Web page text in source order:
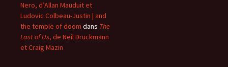
Nero, d’Allan Mauduit et
Ludovic Colbeau-Justin | and
the temple of doom dans The
Last of Us, de Neil Druckmann
et Craig Mazin